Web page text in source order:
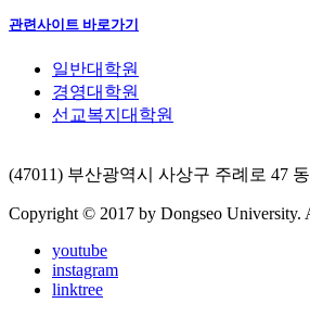
관련사이트 바로가기
일반대학원
경영대학원
선교복지대학원
(47011) 부산광역시 사상구 주례로 47
Copyright © 2017 by Dongseo University.
youtube
instagram
linktree